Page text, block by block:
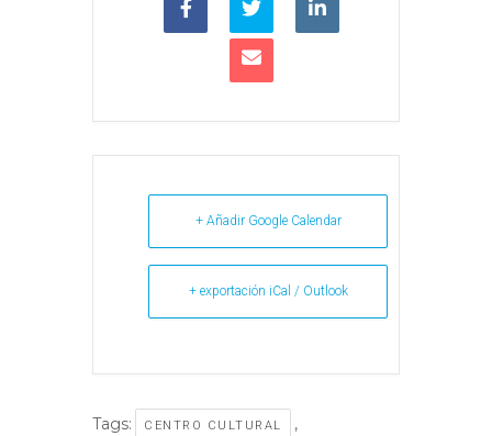
+ Añadir Google Calendar
+ exportación iCal / Outlook
Tags: CENTRO CULTURAL ,